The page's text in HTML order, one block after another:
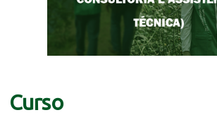
Curso